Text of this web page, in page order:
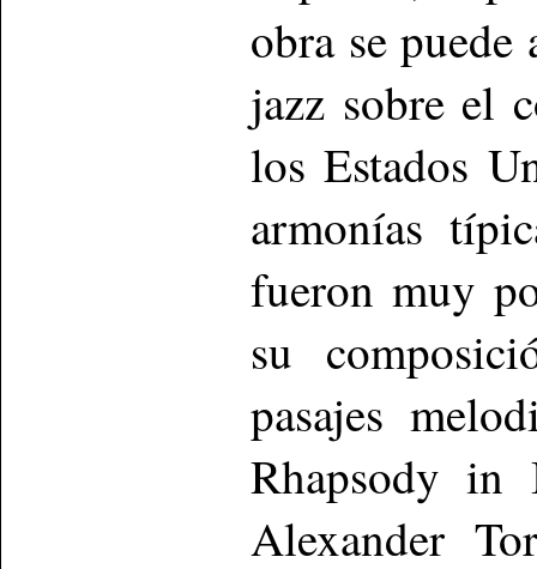
obra se
jazz sobre el
los Estados
armonías
fueron muy
su
pasajes
Rhapsody in
Alexander